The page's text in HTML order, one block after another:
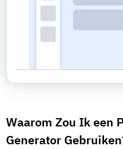
Waarom Zou Ik een
Generator